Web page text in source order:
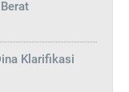
Klarifikasi